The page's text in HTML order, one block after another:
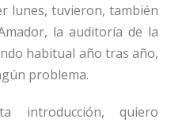
lunes, tuvieron, también
la auditoría de la
habitual año tras año,
problema.
introducción, quiero